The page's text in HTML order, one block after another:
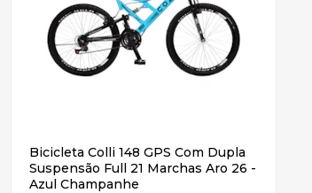
Bicicleta Colli 148 GPS Com Dupla
Suspensão Full 21 Marchas Aro 26 -
Azul Champanhe